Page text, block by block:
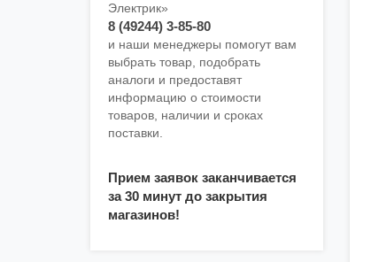
Электрик»
8 (49244) 3-85-80
и наши менеджеры помогут вам
выбрать товар, подобрать
аналоги и предоставят
информацию о стоимости
товаров, наличии и сроках
поставки.
Прием заявок заканчивается
за 30 минут до закрытия
магазинов!